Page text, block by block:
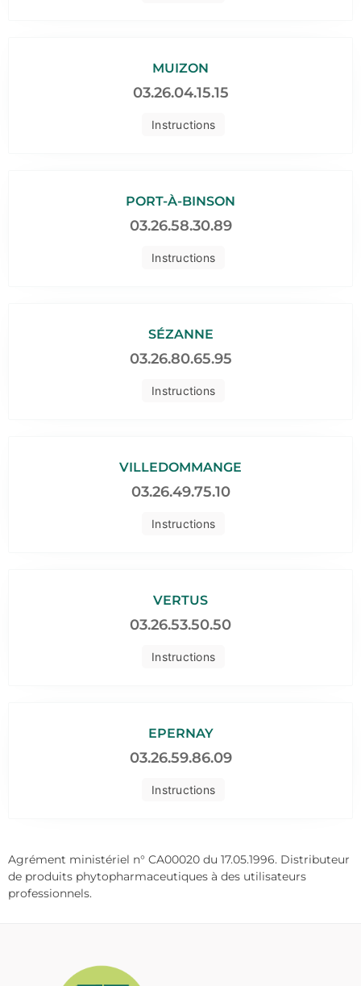
Instructions
MUIZON
03.26.04.15.15
Instructions
PORT-À-BINSON
03.26.58.30.89
Instructions
SÉZANNE
03.26.80.65.95
Instructions
VILLEDOMMANGE
03.26.49.75.10
Instructions
VERTUS
03.26.53.50.50
Instructions
EPERNAY
03.26.59.86.09
Agrément ministériel n° CA00020 du 17.05.1996. Distributeur
de produits phytopharmaceutiques à des utilisateurs
professionnels.